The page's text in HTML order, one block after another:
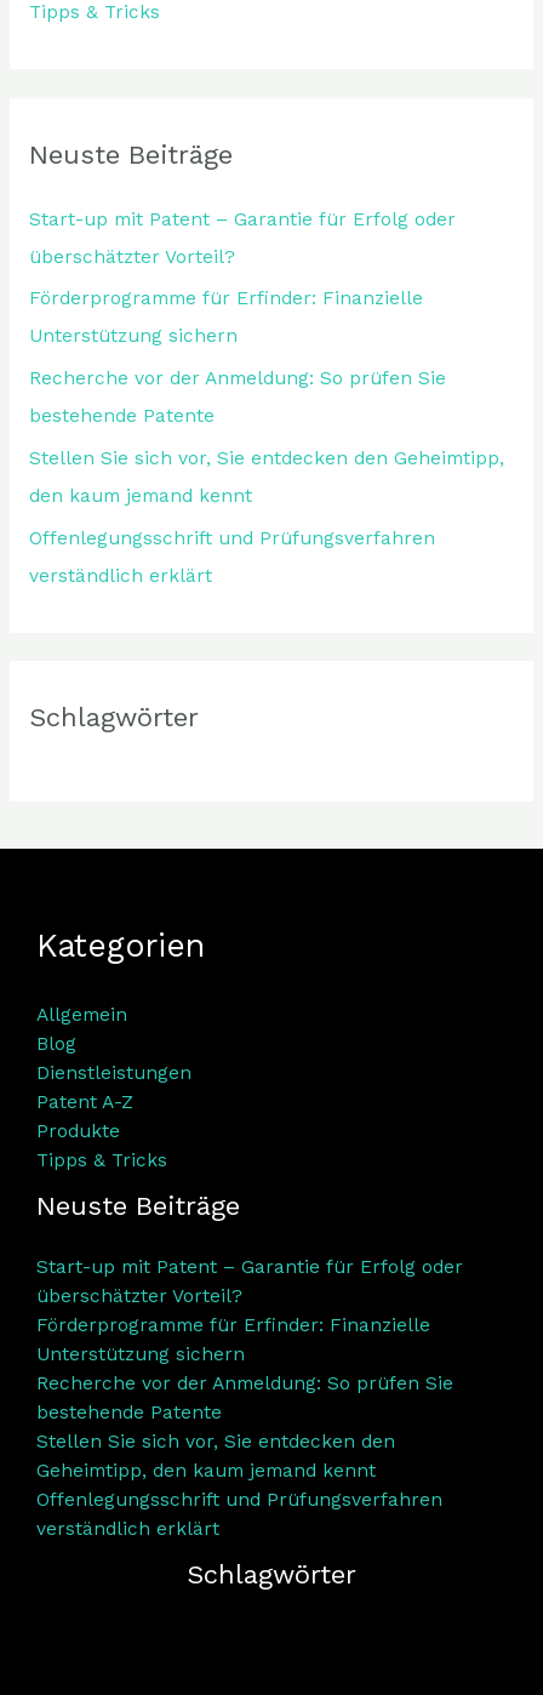
Tipps & Tricks
Neuste Beiträge
Start-up mit Patent – Garantie für Erfolg oder
überschätzter Vorteil?
Förderprogramme für Erfinder: Finanzielle
Unterstützung sichern
Recherche vor der Anmeldung: So prüfen Sie
bestehende Patente
Stellen Sie sich vor, Sie entdecken den Geheimtipp,
den kaum jemand kennt
Offenlegungsschrift und Prüfungsverfahren
verständlich erklärt
Schlagwörter
Kategorien
Allgemein
Blog
Dienstleistungen
Patent A-Z
Produkte
Tipps & Tricks
Neuste Beiträge
Start-up mit Patent – Garantie für Erfolg oder
überschätzter Vorteil?
Förderprogramme für Erfinder: Finanzielle
Unterstützung sichern
Recherche vor der Anmeldung: So prüfen Sie
bestehende Patente
Stellen Sie sich vor, Sie entdecken den
Geheimtipp, den kaum jemand kennt
Offenlegungsschrift und Prüfungsverfahren
verständlich erklärt
Schlagwörter